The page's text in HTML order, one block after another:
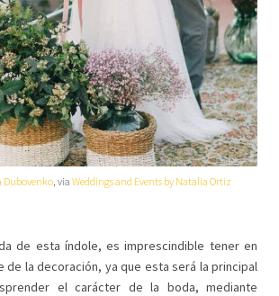
Dubovenko, via Weddings and Events by Natalia Ortiz
de esta índole, es imprescindible tener en
de la decoración, ya que esta será la principal
el carácter de la boda, mediante